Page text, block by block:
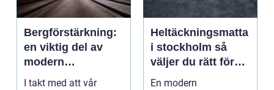
Bergförstärkning:
en viktig del av
modern
infrastruktur
I takt med att vår
Heltäckningsmatta
i stockholm så
väljer du rätt för
hem och kontor
En modern